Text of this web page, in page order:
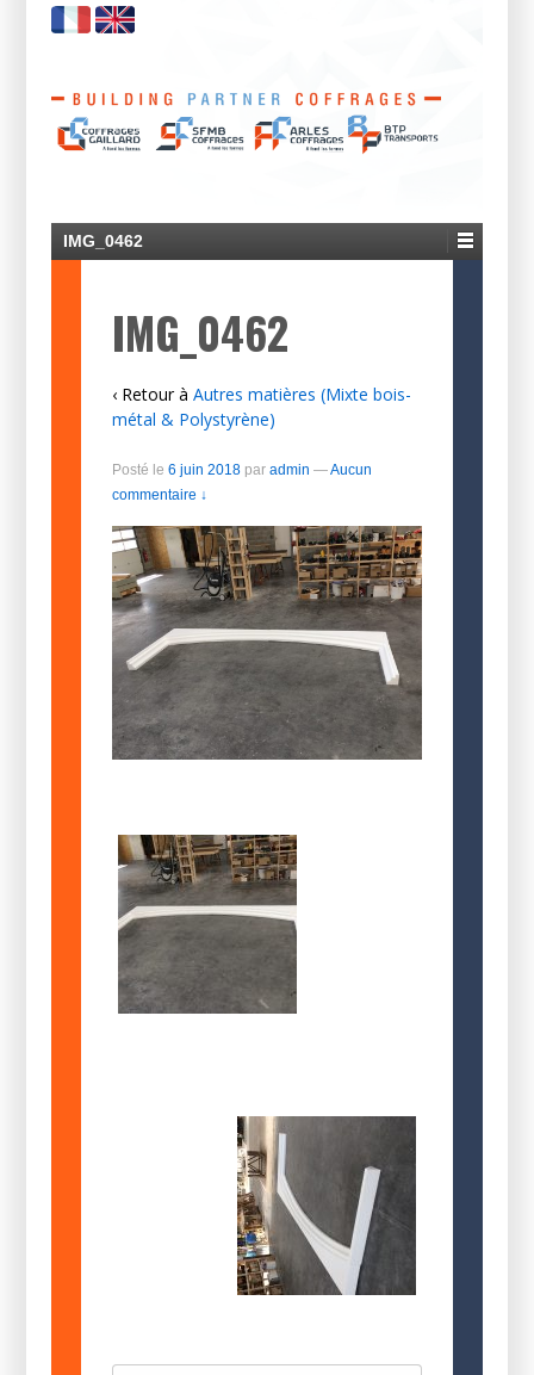
IMG_0462
IMG_0462
‹ Retour à Autres matières (Mixte bois-
métal & Polystyrène)
Posté le 6 juin 2018par admin —Aucun
commentaire ↓